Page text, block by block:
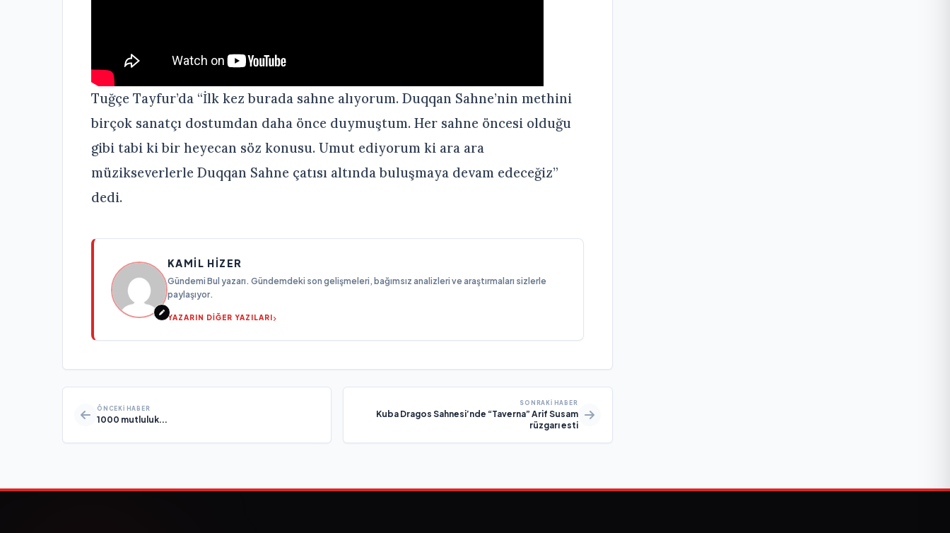
Tuğçe Tayfur’da “İlk kez burada sahne alıyorum. Duqqan Sahne’nin methini
birçok sanatçı dostumdan daha önce duymuştum. Her sahne öncesi olduğu
gibi tabi ki bir heyecan söz konusu. Umut ediyorum ki ara ara
müzikseverlerle Duqqan Sahne çatısı altında buluşmaya devam edeceğiz”
dedi.
KAMIL HIZER
Gündemi Bul yazarı. Gündemdeki son gelişmeleri, bağımsız analizleri ve araştırmaları sizlerle
paylaşıyor.
YAZARIN DİĞER YAZILARI
ÖNCEKI HABER
1000 mutluluk...
SONRAKI HABER
Kuba Dragos Sahnesi’nde “Taverna” Arif Susam
rüzgarı esti